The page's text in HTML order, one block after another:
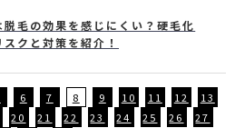
毛の効果を感じにくい？硬毛化
クと対策を紹介！
6 7 8 9 10 11 12
13
20 21 22 23 24 25 26
27